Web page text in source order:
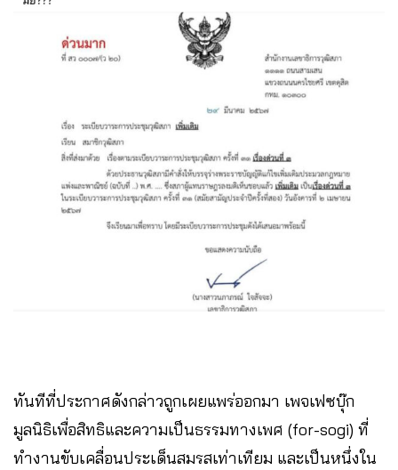
ทันทีที่ประกาศดังกล่าวถูกเผยแพร่ออกมา เพจเฟซบุ๊ก
มูลนิธิเพื่อสิทธิและความเป็นธรรมทางเพศ (for-sogi) ที่
ทำงานขับเคลื่อนประเด็นสมรสเท่าเทียม และเป็นหนึ่งใน